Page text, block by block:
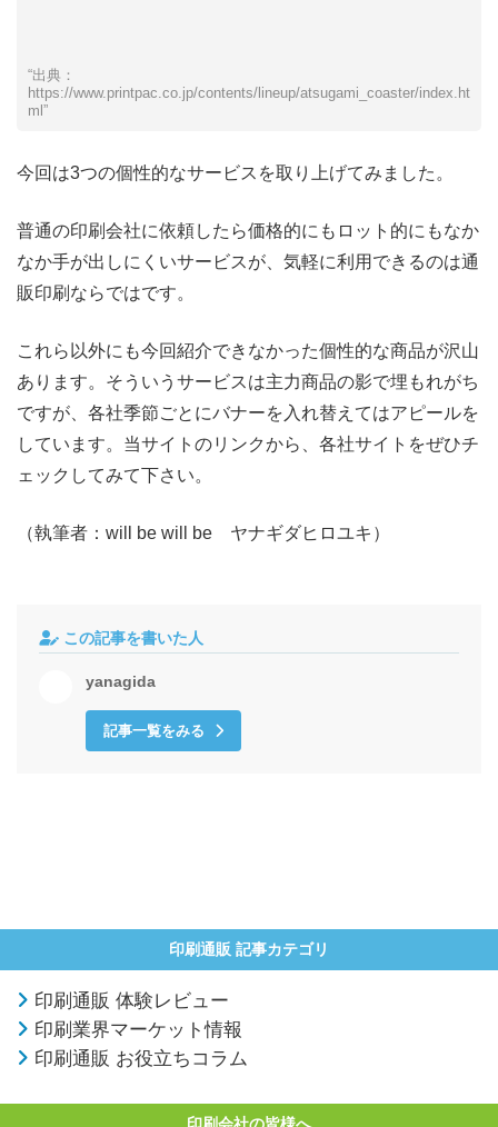
“出典：
https://www.printpac.co.jp/contents/lineup/atsugami_coaster/index.ht
ml”
今回は3つの個性的なサービスを取り上げてみました。
普通の印刷会社に依頼したら価格的にもロット的にもなか
なか手が出しにくいサービスが、気軽に利用できるのは通
販印刷ならではです。
これら以外にも今回紹介できなかった個性的な商品が沢山
あります。そういうサービスは主力商品の影で埋もれがち
ですが、各社季節ごとにバナーを入れ替えてはアピールを
しています。当サイトのリンクから、各社サイトをぜひチ
ェックしてみて下さい。
（執筆者：will be will be ヤナギダヒロユキ）
この記事を書いた人
yanagida
記事一覧をみる
印刷通販 記事カテゴリ
印刷通販 体験レビュー
印刷業界マーケット情報
印刷通販 お役立ちコラム